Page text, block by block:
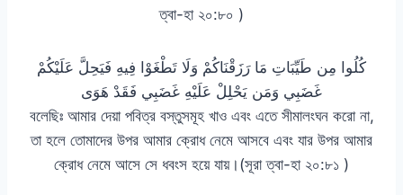
ত্বা-হা ২০:৮০ )
كُلُوا مِن طَيِّبَاتِ مَا رَزَقْنَاكُمْ وَلَا تَطْغَوْا فِيهِ فَيَحِلَّ عَلَيْكُمْ
غَضَبِي وَمَن يَحْلِلْ عَلَيْهِ غَضَبِي فَقَدْ هَوَى
বলেছিঃ আমার দেয়া পবিত্র বস্তুসমূহ খাও এবং এতে সীমালংঘন করো না,
তা হলে তোমাদের উপর আমার ক্রোধ নেমে আসবে এবং যার উপর আমার
ক্রোধ নেমে আসে সে ধবংস হয়ে যায়।(সূরা ত্বা-হা ২০:৮১ )